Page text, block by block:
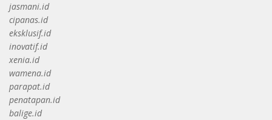
jasmani.id
cipanas.id
eksklusif.id
inovatif.id
xenia.id
wamena.id
parapat.id
penatapan.id
balige.id